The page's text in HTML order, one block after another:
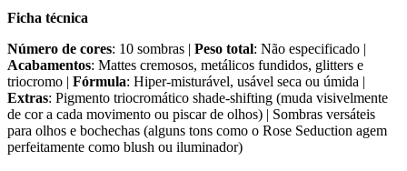
Ficha técnica
Número de cores: 10 sombras | Peso total: Não especificado |
Acabamentos: Mattes cremosos, metálicos fundidos, glitters e
triocromo | Fórmula: Hiper-misturável, usável seca ou úmida |
Extras: Pigmento triocromático shade-shifting (muda visivelmente
de cor a cada movimento ou piscar de olhos) | Sombras versáteis
para olhos e bochechas (alguns tons como o Rose Seduction agem
perfeitamente como blush ou iluminador)